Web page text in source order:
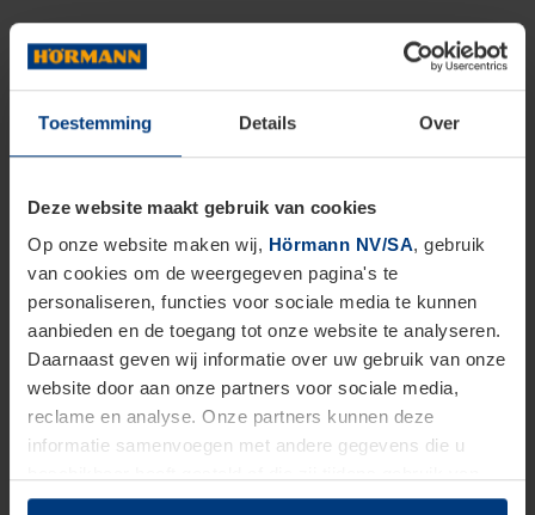
Toestemming Details Over
Deze website maakt gebruik van cookies
Op onze website maken wij, Hörmann NV/SA, gebruik
van cookies om de weergegeven pagina's te
personaliseren, functies voor sociale media te kunnen
aanbieden en de toegang tot onze website te analyseren.
Daarnaast geven wij informatie over uw gebruik van onze
website door aan onze partners voor sociale media,
reclame en analyse. Onze partners kunnen deze
informatie samenvoegen met andere gegevens die u
hun diensten hebben verzameld.